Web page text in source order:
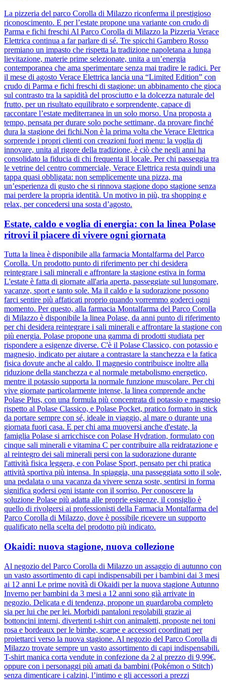
La pizzeria del parco Corolla di Milazzo riconferma il prestigioso
riconoscimento. E per l’estate propone una variante con crudo di
Parma e fichi freschi Al Parco Corolla di Milazzo la Pizzeria Verace
Elettrica continua a far parlare di sé. Tre spicchi Gambero Rosso
premiano un impasto che rispetta la tradizione napoletana a lunga
lievitazione, materie prime selezionate, unita a un’energia
contemporanea che ama sperimentare senza mai tradire le radici. Per
il mese di agosto Verace Elettrica lancia una “Limited Edition” con
crudo di Parma e fichi freschi di stagione: un abbinamento che gioca
sul contrasto tra la sapidità del prosciutto e la dolcezza naturale del
frutto, per un risultato equilibrato e sorprendente, capace di
raccontare l’estate mediterranea in un solo morso. Una proposta a
tempo, pensata per durare solo poche settimane, da provare finché
dura la stagione dei fichi.Non è la prima volta che Verace Elettrica
sorprende i propri clienti con creazioni fuori menu: la voglia di
innovare, unita al rigore della tradizione, è ciò che negli anni ha
consolidato la fiducia di chi frequenta il locale. Per chi passeggia tra
le vetrine del centro commerciale, Verace Elettrica resta quindi una
tappa quasi obbligata: non semplicemente una pizza, ma
un’esperienza di gusto che si rinnova stagione dopo stagione senza
mai perdere la propria identità. Un motivo in più, tra shopping e
relax, per concedersi una sosta d’agosto.
Estate, caldo e voglia di energia: con la linea Polase
ritrovi il piacere di vivere ogni giornata
Tutta la linea è disponibile alla farmacia Montalfarma del Parco
Corolla. Un prodotto punto di riferimento per chi desidera
reintegrare i sali minerali e affrontare la stagione estiva in forma
L'estate è fatta di giornate all'aria aperta, passeggiate sul lungomare,
vacanze, sport e tanto sole. Ma il caldo e la sudorazione possono
farci sentire più affaticati proprio quando vorremmo goderci ogni
momento. Per questo, alla farmacia Montalfarma del Parco Corolla
di Milazzo è disponibile la linea Polase, da anni punto di riferimento
per chi desidera reintegrare i sali minerali e affrontare la stagione con
più energia. Polase propone una gamma di prodotti studiata per
rispondere a esigenze diverse. C'è il Polase Classico, con potassio e
magnesio, indicato per aiutare a contrastare la stanchezza e la fatica
fisica dovute anche al caldo. Il magnesio contribuisce inoltre alla
riduzione della stanchezza e al normale metabolismo energetico,
mentre il potassio supporta la normale funzione muscolare. Per chi
vive giornate particolarmente intense, la linea comprende anche
Polase Plus, con una formula più concentrata di potassio e magnesio
rispetto al Polase Classico, e Polase Pocket, pratico formato in stick
da portare sempre con sé, ideale in viaggio, al mare o durante una
giornata fuori casa. E per chi ama muoversi anche d'estate, la
famiglia Polase si arricchisce con Polase Hydration, formulato con
cinque sali minerali e vitamina C per contribuire alla reidratazione e
al reintegro dei sali minerali persi con la sudorazione durante
l'attività fisica leggera, e con Polase Sport, pensato per chi pratica
attività sportiva più intensa. In spiaggia, una passeggiata sotto il sole,
una pedalata o una vacanza da vivere senza soste, sentirsi in forma
significa godersi ogni istante con il sorriso. Per conoscere la
soluzione Polase più adatta alle proprie esigenze, il consiglio è
quello di rivolgersi ai professionisti della Farmacia Montalfarma del
Parco Corolla di Milazzo, dove è possibile ricevere un supporto
qualificato nella scelta del prodotto più indicato.
Okaidi: nuova stagione, nuova collezione
Al negozio del Parco Corolla di Milazzo un assaggio di autunno con
un vasto assortimento di capi indispensabili per i bambini dai 3 mesi
ai 12 anni Le prime novità di Okaidi per la nuova stagione Autunno
Inverno per bambini da 3 mesi a 12 anni sono già arrivate in
negozio. Delicata e di tendenza, propone un guardaroba completo
sia per lui che per lei. Morbidi pantaloni regolabili grazie ai
bottoncini interni, divertenti t-shirt con animaletti, proposte nei toni
rosa e bordeaux per le bimbe, scarpe e accessori coordinati per
proiettarci verso la nuova stagione. Al negozio del Parco Corolla di
Milazzo trovate sempre un vasto assortimento di capi indispensabili.
T-shirt manica corta vendute in confezione da 2 al prezzo di 9,99€,
oppure con i personaggi più amati da bambini (Pokémon o Stitch)
senza dimenticare i calzini, l’intimo e gli accessori a prezzi